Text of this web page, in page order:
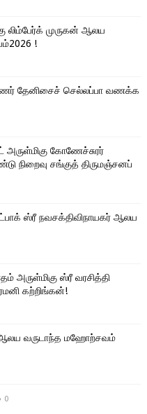
லிம்பேர்க் முருகன் ஆலய
!
தேனிசைச் செல்லப்பா வணக்க
கோணேச்சுரர்
நிறைவு சங்குத் திருமஞ்சனப்
ஸ்ரீ நவசக்திவிநாயகர் ஆலய
அருள்மிகு ஸ்ரீ வரசித்தி
கற்றிங்கன்!
ஆலய வருடாந்த மஹோற்சவம்
0